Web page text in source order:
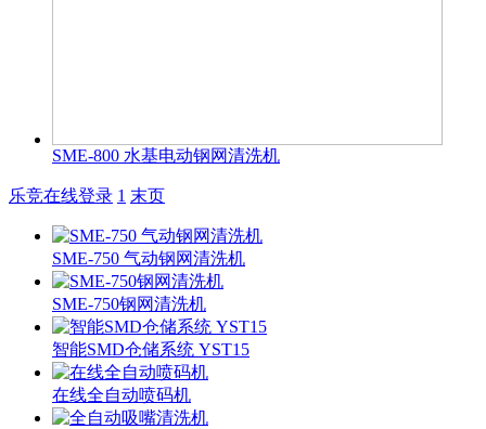
SME-800 水基电动钢网清洗机
乐竞在线登录 1 末页
SME-750 气动钢网清洗机
SME-750钢网清洗机
智能SMD仓储系统 YST15
在线全自动喷码机